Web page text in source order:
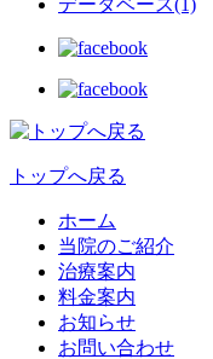
トップへ戻る
ホーム
当院のご紹介
治療案内
料金案内
お知らせ
お問い合わせ